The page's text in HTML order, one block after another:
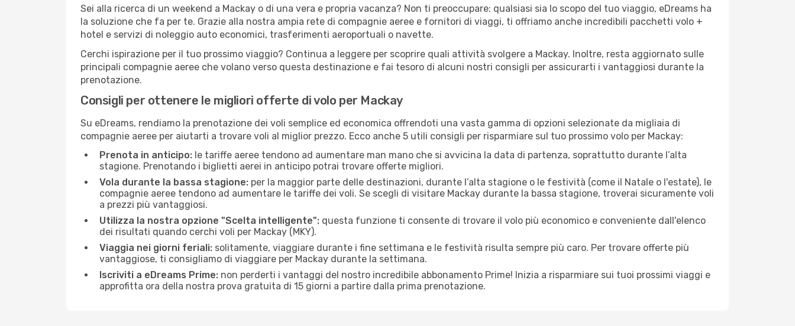
Sei alla ricerca di un weekend a Mackay o di una vera e propria vacanza? Non ti preoccupare: qualsiasi sia lo scopo del tuo viaggio, eDreams ha
la soluzione che fa per te. Grazie alla nostra ampia rete di compagnie aeree e fornitori di viaggi, ti offriamo anche incredibili pacchetti volo +
hotel e servizi di noleggio auto economici, trasferimenti aeroportuali o navette.
Cerchi ispirazione per il tuo prossimo viaggio? Continua a leggere per scoprire quali attività svolgere a Mackay. Inoltre, resta aggiornato sulle
principali compagnie aeree che volano verso questa destinazione e fai tesoro di alcuni nostri consigli per assicurarti i vantaggiosi durante la
prenotazione.
Consigli per ottenere le migliori offerte di volo per Mackay
Su eDreams, rendiamo la prenotazione dei voli semplice ed economica offrendoti una vasta gamma di opzioni selezionate da migliaia di
compagnie aeree per aiutarti a trovare voli al miglior prezzo. Ecco anche 5 utili consigli per risparmiare sul tuo prossimo volo per Mackay:
Prenota in anticipo: le tariffe aeree tendono ad aumentare man mano che si avvicina la data di partenza, soprattutto durante l’alta
stagione. Prenotando i biglietti aerei in anticipo potrai trovare offerte migliori.
Vola durante la bassa stagione: per la maggior parte delle destinazioni, durante l’alta stagione o le festività (come il Natale o l'estate), le
compagnie aeree tendono ad aumentare le tariffe dei voli. Se scegli di visitare Mackay durante la bassa stagione, troverai sicuramente voli
a prezzi più vantaggiosi.
Utilizza la nostra opzione "Scelta intelligente": questa funzione ti consente di trovare il volo più economico e conveniente dall'elenco
dei risultati quando cerchi voli per Mackay (MKY).
Viaggia nei giorni feriali: solitamente, viaggiare durante i fine settimana e le festività risulta sempre più caro. Per trovare offerte più
vantaggiose, ti consigliamo di viaggiare per Mackay durante la settimana.
Iscriviti a eDreams Prime: non perderti i vantaggi del nostro incredibile abbonamento Prime! Inizia a risparmiare sui tuoi prossimi viaggi e
approfitta ora della nostra prova gratuita di 15 giorni a partire dalla prima prenotazione.